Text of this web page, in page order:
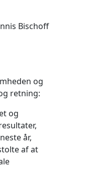
Bischoff
og
retning:
og
år,
af at